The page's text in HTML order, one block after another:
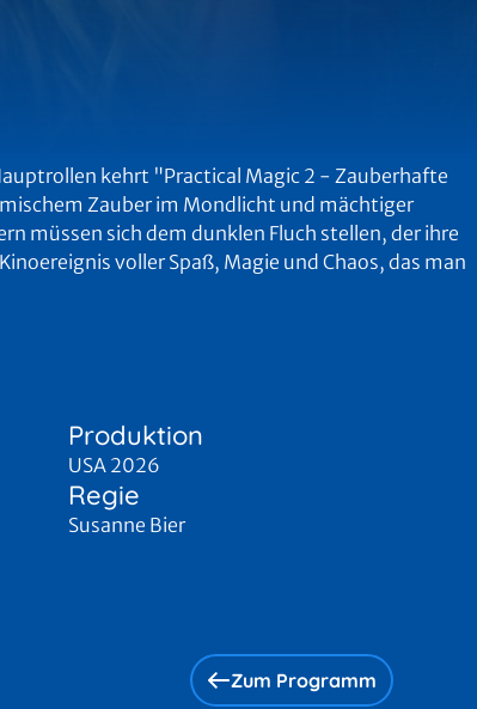
kehrt "Practical Magic 2 - Zauberhafte
Zauber im Mondlicht und mächtiger
müssen sich dem dunklen Fluch stellen, der ihre
voller Spaß, Magie und Chaos, das man
Produktion
USA 2026
Regie
Susanne Bier
Zum Programm